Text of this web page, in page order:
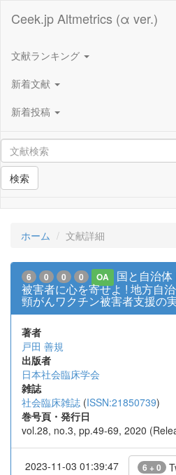
Ceek.jp Altmetrics (α ver.)
文献ランキング
新着文献
新着投稿
検索
ホーム 文献詳細
6 0 0 0 OA
国と自治体
被害者に心を寄せよ ! 地方自
頸がんワクチン被害者支援の
著者
戸田 善規
出版者
日本社会臨床学会
雑誌
社会臨床雑誌 (ISSN:21850739)
巻号頁・発行日
vol.28, no.3, pp.49-69, 2020
2023-11-03 01:39:47 6 + 0